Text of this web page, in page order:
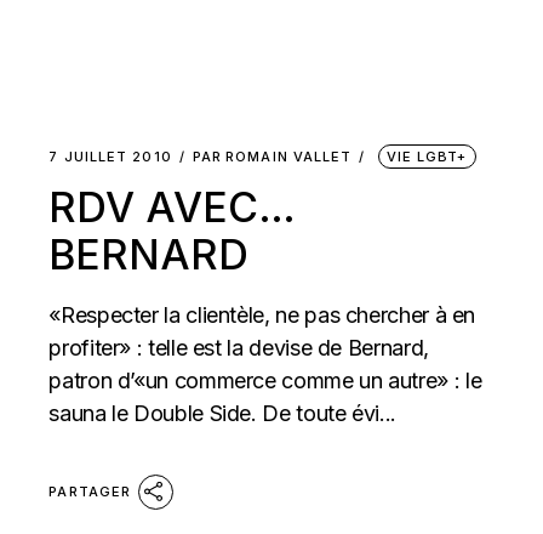
7 JUILLET 2010 PAR ROMAIN VALLET VIE LGBT+
RDV AVEC…
BERNARD
«Respecter la clientèle, ne pas chercher à en
profiter» : telle est la devise de Bernard,
patron d’«un commerce comme un autre» : le
sauna le Double Side. De toute évi...
PARTAGER